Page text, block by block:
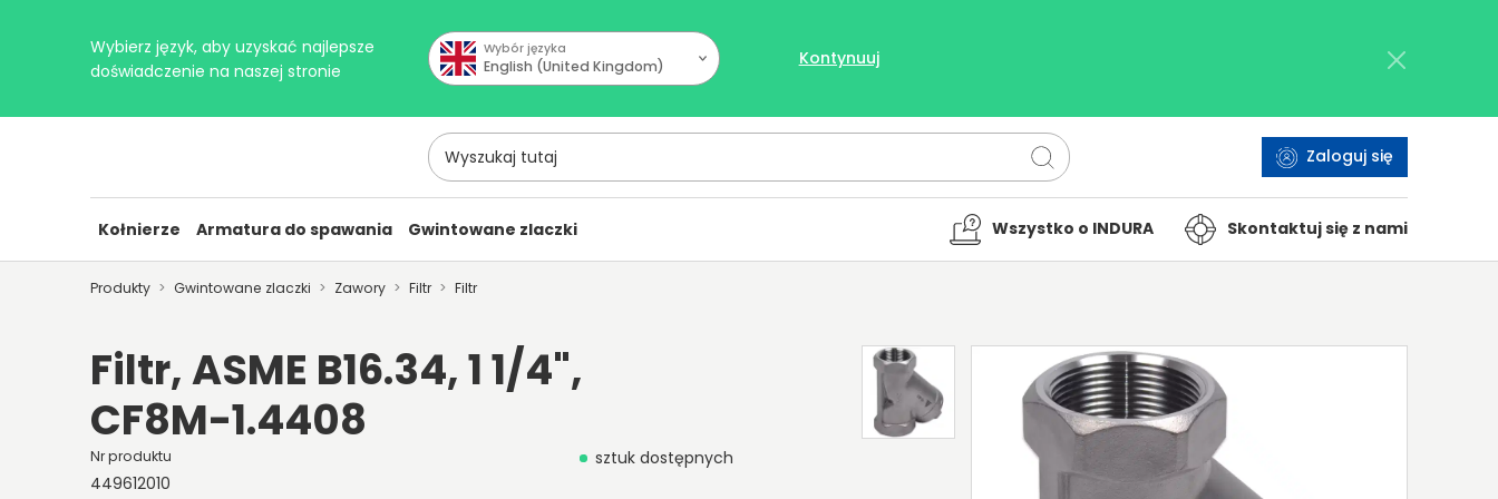
Wybierz język, aby uzyskać najlepsze
doświadczenie na naszej stronie
Wybór języka
English (United Kingdom) Kontynuuj
Wyszukaj tutaj
Zaloguj się
Kołnierze Armatura do spawania Gwintowane zlaczki Wszystko o INDURA Skontaktuj się z nami
Produkty Gwintowane zlaczki Zawory Filtr Filtr
Filtr, ASME B16.34, 1 1/4",
CF8M-1.4408
Nr produktu
449612010
sztuk dostępnych